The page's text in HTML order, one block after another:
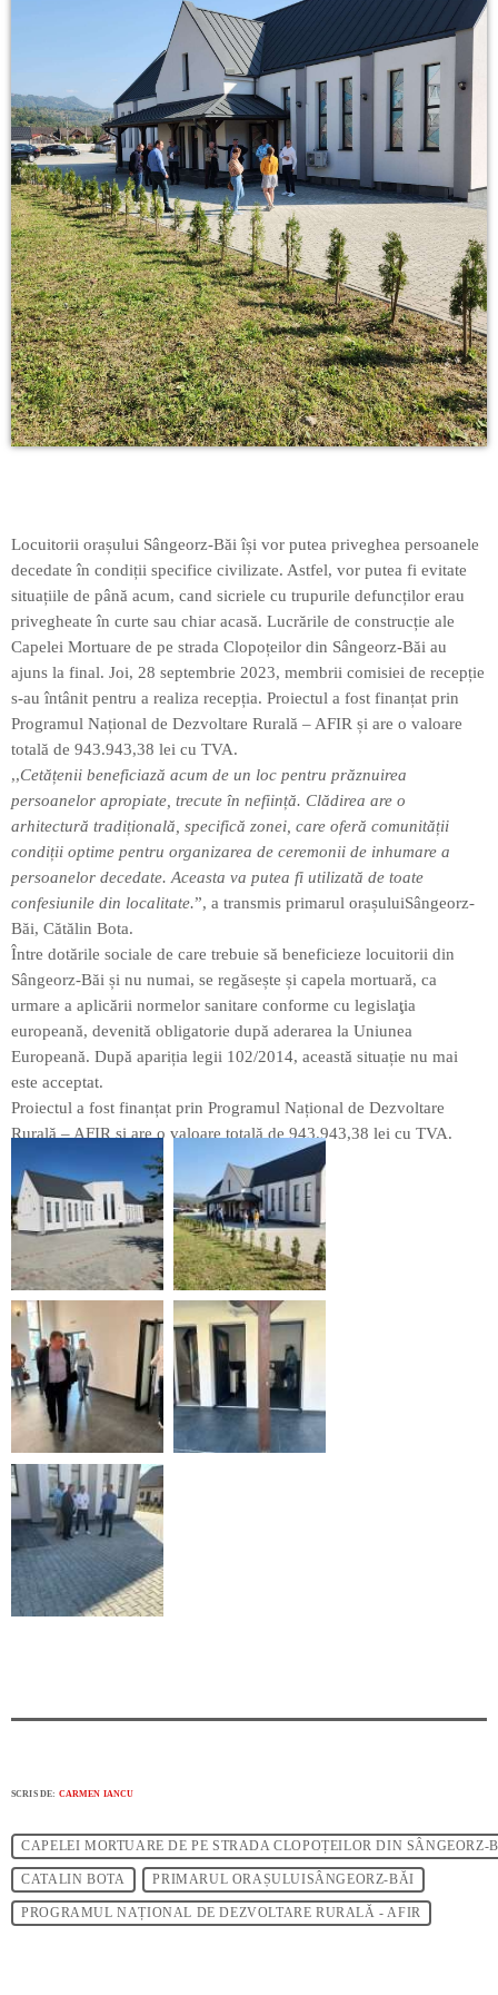
Locuitorii orașului Sângeorz-Băi își vor putea priveghea persoanele
decedate în condiții specifice civilizate. Astfel, vor putea fi evitate
situațiile de până acum, cand sicriele cu trupurile defuncților erau
privegheate în curte sau chiar acasă. Lucrările de construcție ale
Capelei Mortuare de pe strada Clopoțeilor din Sângeorz-Băi au
ajuns la final. Joi, 28 septembrie 2023, membrii comisiei de recepție
s-au întânit pentru a realiza recepția. Proiectul a fost finanțat prin
Programul Național de Dezvoltare Rurală – AFIR și are o valoare
totală de 943.943,38 lei cu TVA.
,,Cetățenii beneficiază acum de un loc pentru prăznuirea
persoanelor apropiate, trecute în neființă. Clădirea are o
arhitectură tradițională, specifică zonei, care oferă comunității
condiții optime pentru organizarea de ceremonii de inhumare a
persoanelor decedate. Aceasta va putea fi utilizată de toate
confesiunile din localitate.”, a transmis primarul orașuluiSângeorz-
Băi, Cătălin Bota.
Între dotările sociale de care trebuie să beneficieze locuitorii din
Sângeorz-Băi și nu numai, se regăsește și capela mortuară, ca
urmare a aplicării normelor sanitare conforme cu legislaţia
europeană, devenită obligatorie după aderarea la Uniunea
Europeană. După apariția legii 102/2014, această situație nu mai
este acceptat.
Proiectul a fost finanțat prin Programul Național de Dezvoltare
Rurală – AFIR și are o valoare totală de 943.943,38 lei cu TVA.
SCRIS DE: CARMEN IANCU
CAPELEI MORTUARE DE PE STRADA CLOPOȚEILOR DIN SÂNGEORZ-
CATALIN BOTA PRIMARUL ORAȘULUISÂNGEORZ-BĂI
PROGRAMUL NAȚIONAL DE DEZVOLTARE RURALĂ - AFIR